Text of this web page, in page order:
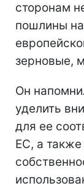
сторонам
пошлины
зерновые,
Он
уделить
для ее
ЕС, а также